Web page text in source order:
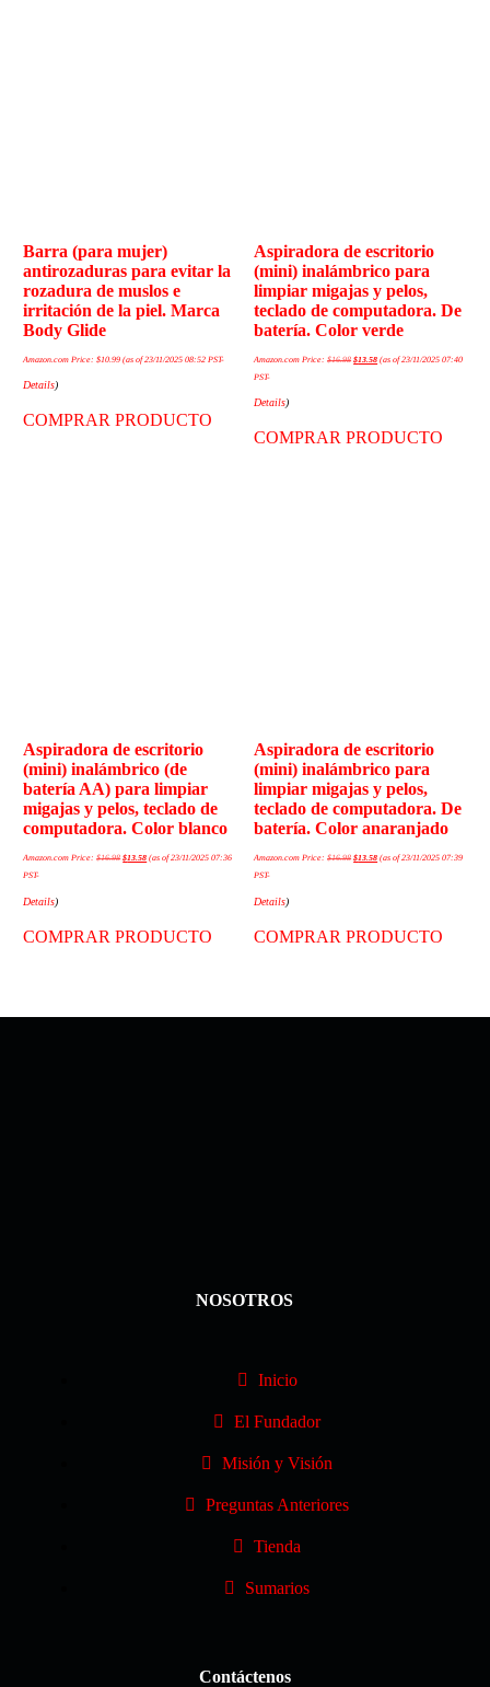
Barra (para mujer)
antirozaduras para evitar la
rozadura de muslos e
irritación de la piel. Marca
Body Glide
Amazon.com Price:$10.99 (as of 23/11/2025 08:52 PST-
Details)
COMPRAR PRODUCTO
Aspiradora de escritorio
(mini) inalámbrico para
limpiar migajas y pelos,
teclado de computadora. De
batería. Color verde
Amazon.com Price:$16.98 $13.58 (as of 23/11/2025 07:40
PST-
Details)
COMPRAR PRODUCTO
Aspiradora de escritorio
(mini) inalámbrico (de
batería AA) para limpiar
migajas y pelos, teclado de
computadora. Color blanco
Amazon.com Price:$16.98 $13.58 (as of 23/11/2025 07:36
PST-
Details)
COMPRAR PRODUCTO
Aspiradora de escritorio
(mini) inalámbrico para
limpiar migajas y pelos,
teclado de computadora. De
batería. Color anaranjado
Amazon.com Price:$16.98 $13.58 (as of 23/11/2025 07:39
PST-
Details)
COMPRAR PRODUCTO
NOSOTROS
Inicio
El Fundador
Misión y Visión
Preguntas Anteriores
Tienda
Sumarios
Contáctenos